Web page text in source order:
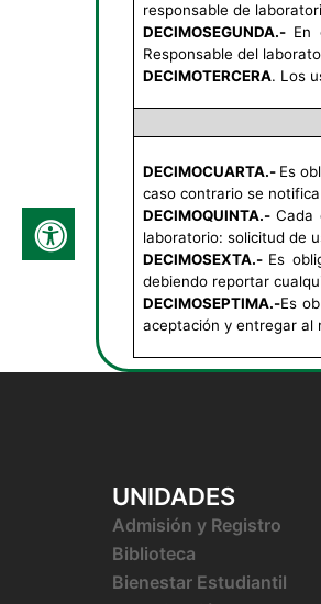
responsable de
DECIMOSEGUNDA.- En
Responsable del
DECIMOTERCERA. Los
DECIMOCUARTA.- Es
caso contrario se
DECIMOQUINTA.- Cada
laboratorio: solicitud de
DECIMOSEXTA.- Es
debiendo reportar
DECIMOSEPTIMA.-Es
aceptación y entregar al
UNIDADES
Admisión y Registro
Biblioteca
Bienestar Estudiantil